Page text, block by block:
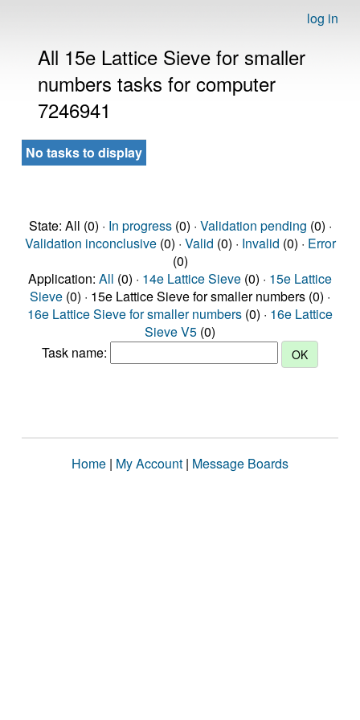
log in
All 15e Lattice Sieve for smaller
numbers tasks for computer
7246941
No tasks to display
State: All (0) · In progress(0) · Validation pending (0) ·
Validation inconclusive(0) · Valid (0) · Invalid (0) · Error
(0)
Application: All (0) · 14e Lattice Sieve (0) · 15e Lattice
Sieve (0) · 15e Lattice Sieve for smaller numbers (0) ·
16e Lattice Sieve for smaller numbers (0) · 16e Lattice
Sieve V5 (0)
Task name:
Home | My Account | Message Boards